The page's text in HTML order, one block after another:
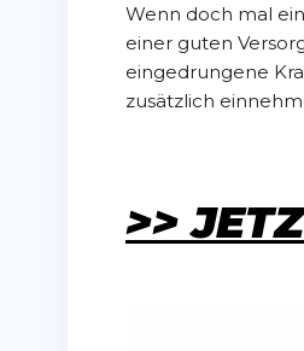
Wenn doch mal
einer guten
eingedrungene
zusätzlich
>>